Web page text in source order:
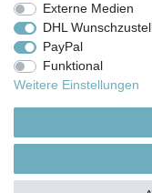
Externe Medien
DHL
PayPal
Funktional
Weitere Einstellungen